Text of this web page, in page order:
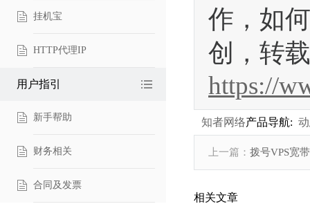
挂机宝
HTTP代理IP
用户指引
新手帮助
财务相关
合同及发票
作，如
创，转
https://
知者网络产品导航:
上一篇： 拨号VPS宽
相关文章